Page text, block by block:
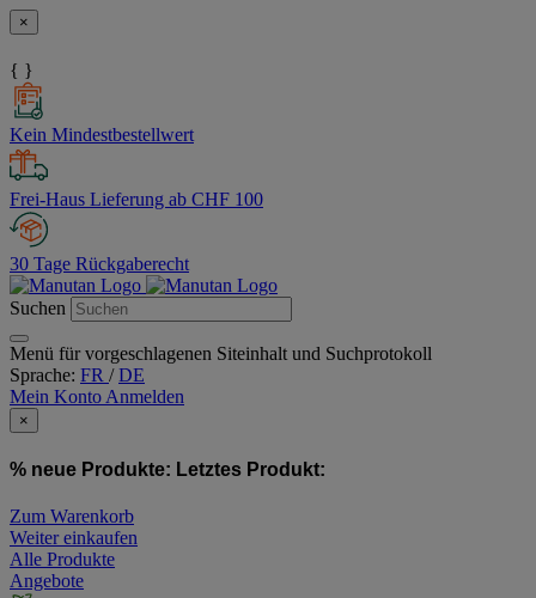
×
{ }
Kein Mindestbestellwert
Frei-Haus Lieferung ab CHF 100
30 Tage Rückgaberecht
Suchen
Menü für vorgeschlagenen Siteinhalt und Suchprotokoll
Sprache: FR /DE
Mein Konto Anmelden
×
% neue Produkte: Letztes Produkt:
Zum Warenkorb
Weiter einkaufen
Alle Produkte
Angebote